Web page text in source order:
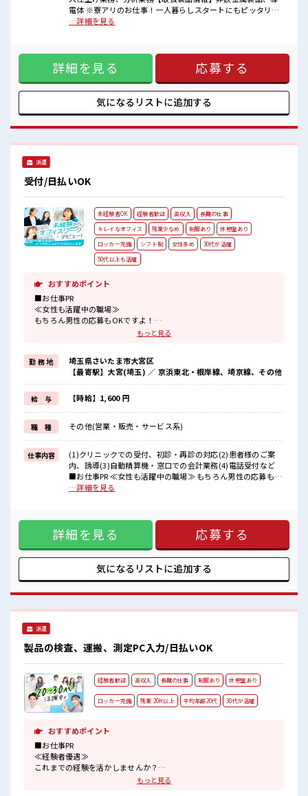
■職場の雰囲気
休憩室完備でランチや休憩も充実しそう♪
残業はほとんどありません！
高収入もバッチリ目指せますよ！
電体 ※寮アリのお仕事！一人暮らしスタートにもピッタリ♪
■お仕事PR ≪寮の相談もOK≫ 「このお仕事の条件いいの
ける≫ 場合によってはお願いすることもありますが、 残業は
ほとんどナシ！ ≪機能的な制服アリ≫ 制服があるので、 毎日
の服装の悩み解消♪ ≪未経験でも活躍できる≫ 新しいことに
チャレンジするのは不安だけど、 しっかり働く環境が整って
います！ イチからスキルUP・ステップUP目指していきまし
ですね★ 残業はほとんどありません！ 高収入もバッチリ目指
せますよ！
…詳細を見る
詳細を見る 応募する
気になるリストに追加する
派遣
受付/日払いOK
未経験者OK 経験者歓迎 高収入
長期の仕事
キレイなオフィス
残業少なめ 制服あり
休憩室あり
ロッカー完備
シフト制 女性多め
30代が活躍
50代以上も活躍
おすすめポイント
■お仕事PR
≪女性も活躍中の職場≫
もちろん男性の応募もOKですよ！
場合によってはお願いすることもあります♪
≪機能的な制服アリ≫
制服があるので、
毎日の服装の悩み解消♪
≪初めての仕事だけど自分にもできそう≫
新しいことにチャレンジするのは不安だけど、
しっかり働く環境が整っています！
イチからスキルUP・ステップUP目指していきましょう！
≪様々なお仕事をご提案≫
一人で悩まず気軽に相談できる、
派遣のお仕事です！
■職場の雰囲気
休憩室で楽しくランチ♪
時間があれば昼寝もしちゃおう！
残業はほとんどなし！
プライベートも謳歌できる☆
もっと見る
勤 務 地
埼玉県さいたま市大宮区
【最寄駅】大宮(埼玉) ／ 京浜東北・根岸線、埼京線、その他
給 与 【時給】1,600 円
職 種 その他(営業・販売・サービス系)
仕事内容
(1)クリニックでの受付、初診・再診の対応(2)患者様のご案
内、誘導(3)自動精算機・窓口での会計業務(4)電話受付など
■お仕事PR ≪女性も活躍中の職場≫ もちろん男性の応募も
OKですよ！ ≪時間にメリハリを≫ 残業はほとんどナシ！ 場
事だけど自分にもできそう≫ 新しいことにチャレンジするの
は不安だけど、 しっかり働く環境が整っています！ イチから
スキルUP・ステップUP目指していきましょう！ ≪様々なお
仕事をご提案≫ 一人で悩まず気軽に相談できる、 派遣のお仕
事です！ ■職場の雰囲気 女性が多い職場ですが男女は問いま
せん！ 応募お待ちしております！ 休憩室で楽しくランチ♪ 時
ベートも謳歌できる☆
…詳細を見る
詳細を見る 応募する
気になるリストに追加する
派遣
製品の検査、運搬、測定PC入力/日払いOK
経験者歓迎 高収入 長期の仕事 制服あり 休憩室あり
ロッカー完備 残業 20H以上 平均年齢20代 30代が活躍
おすすめポイント
■お仕事PR
≪経験者優遇≫
これまでの経験を活かしませんか？
もっと見る